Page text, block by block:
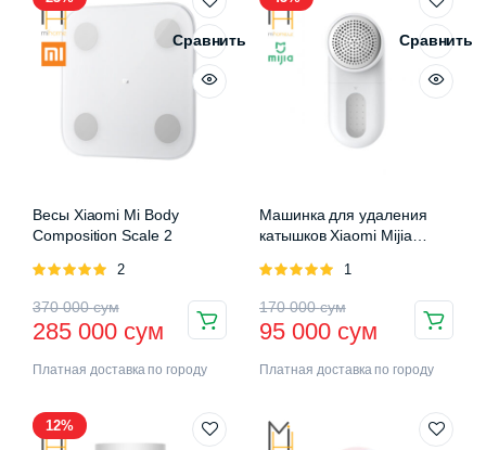
Сравнить
Весы Xiaomi Mi Body
Composition Scale 2
Оценка
2
370 000сум
285 000 сум
Платная доставка по городу
Сравнить
Машинка для удаления
катышков Xiaomi Mijia
Оценка
1
170 000сум
95 000 сум
Платная доставка по городу
12%